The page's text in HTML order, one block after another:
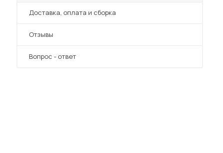
Преимущества
Доставка, оплата и сборка
Отзывы
Вопрос - ответ